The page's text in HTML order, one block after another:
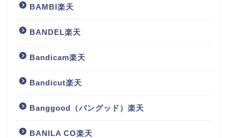
BAMBI楽天
BANDEL楽天
Bandicam楽天
Bandicut楽天
Banggood（バングッド）楽天
BANILA CO楽天